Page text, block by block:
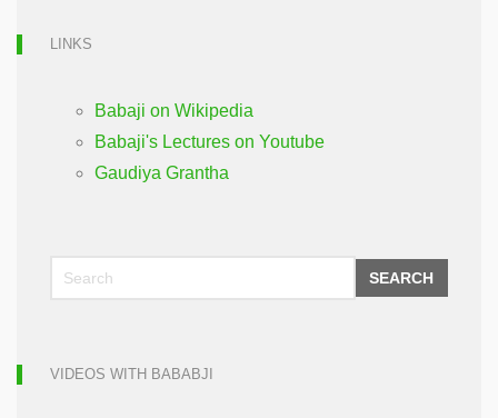
LINKS
Babaji on Wikipedia
Babaji's Lectures on Youtube
Gaudiya Grantha
SEARCH
VIDEOS WITH BABABJI